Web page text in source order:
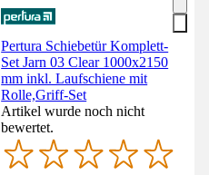
Pertura Schiebetür Komplett-
Set Jarn 03 Clear 1000x2150
mm inkl. Laufschiene mit
Rolle,Griff-Set
Artikel wurde noch nicht
bewertet.